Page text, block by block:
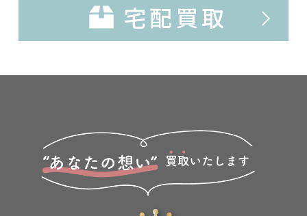
宅配買取